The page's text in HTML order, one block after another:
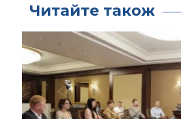
Читайте також